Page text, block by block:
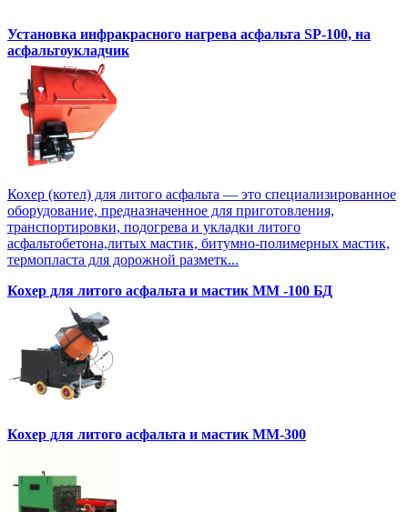
Установка инфракрасного нагрева асфальта SP-100, на
асфальтоукладчик
Кохер (котел) для литого асфальта — это специализированное
оборудование, предназначенное для приготовления,
транспортировки, подогрева и укладки литого
асфальтобетона,литых мастик, битумно-полимерных мастик,
термопласта для дорожной разметк...
Кохер для литого асфальта и мастик MM -100 БД
Кохер для литого асфальта и мастик MM-300